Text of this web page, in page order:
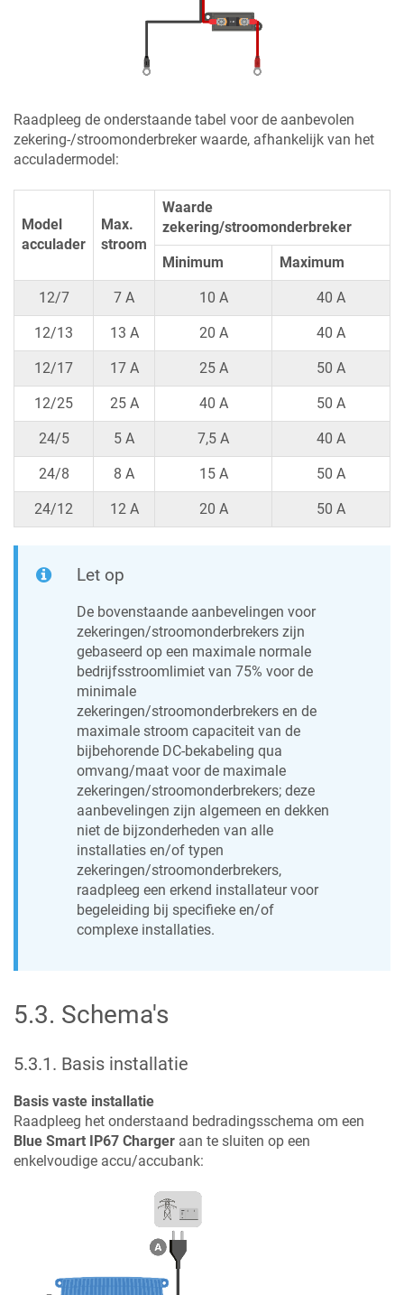
Raadpleeg de onderstaande tabel voor de aanbevolen
zekering-/stroomonderbreker waarde, afhankelijk van het
acculadermodel:
Model
acculader
Max.
stroom
Waarde
zekering/stroomonderbreker
Minimum Maximum
12/7 7 A 10 A 40 A
12/13 13 A 20 A 40 A
12/17 17 A 25 A 50 A
12/25 25 A 40 A 50 A
24/5 5 A 7,5 A 40 A
24/8 8 A 15 A 50 A
24/12 12 A 20 A 50 A
Let op
De bovenstaande aanbevelingen voor
zekeringen/stroomonderbrekers zijn
gebaseerd op een maximale normale
bedrijfsstroomlimiet van 75% voor de
minimale
zekeringen/stroomonderbrekers en de
maximale stroom capaciteit van de
bijbehorende DC-bekabeling qua
omvang/maat voor de maximale
zekeringen/stroomonderbrekers; deze
aanbevelingen zijn algemeen en dekken
niet de bijzonderheden van alle
installaties en/of typen
zekeringen/stroomonderbrekers,
raadpleeg een erkend installateur voor
begeleiding bij specifieke en/of
complexe installaties.
5.3. Schema's
5.3.1 . Basis installatie
Basis vaste installatie
Raadpleeg het onderstaand bedradingsschema om een
Blue Smart IP67 Charger aan te sluiten op een
enkelvoudige accu/accubank: